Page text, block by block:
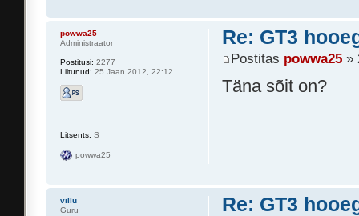
Re: GT3
Postitas powwa25 »
Täna sõit on?
powwa25
Administraator
Postitusi: 2277
Liitunud: 25 Jaan 2012, 22:12
Litsents: S
powwa25
Re: GT3
villu
Guru